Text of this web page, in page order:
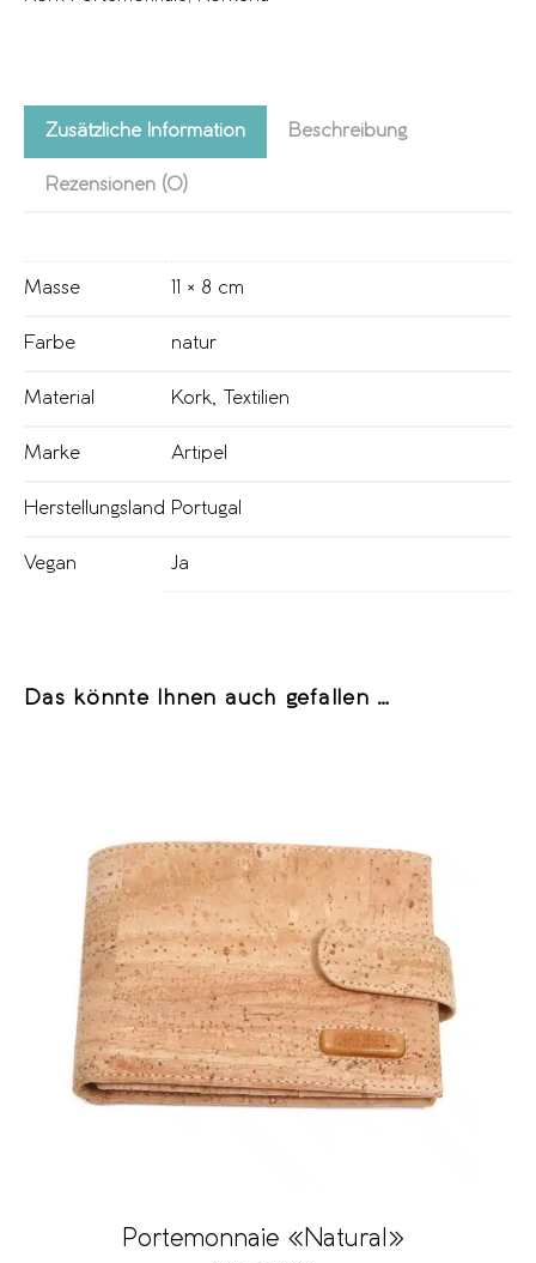
Zusätzliche Information Beschreibung
Rezensionen (0)
Masse 11 × 8 cm
Farbe natur
Material Kork, Textilien
Marke Artipel
Herstellungsland Portugal
Vegan Ja
Das könnte Ihnen auch gefallen …
Portemonnaie «Natural»